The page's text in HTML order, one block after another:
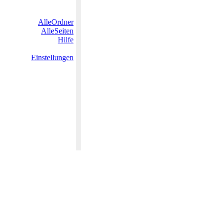
AlleOrdner
AlleSeiten
Hilfe
Einstellungen